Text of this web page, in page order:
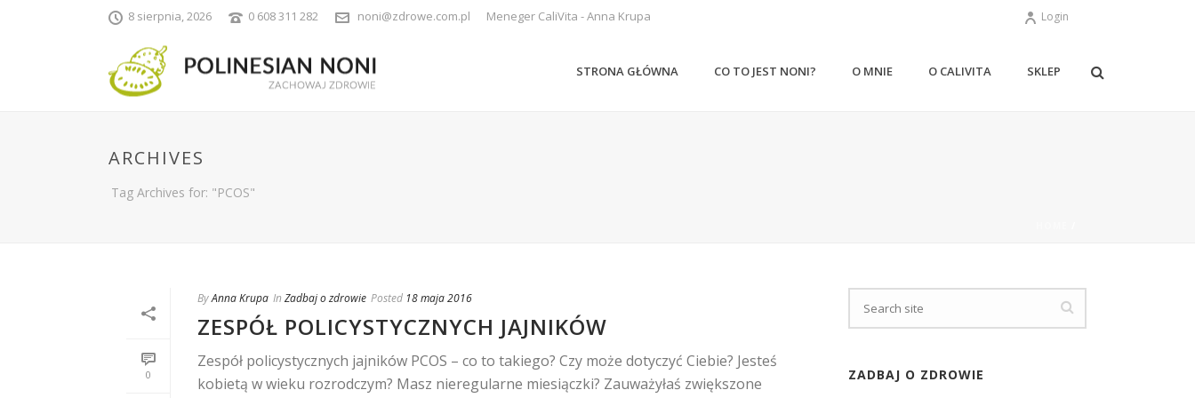
8 sierpnia, 2026 0 608 311 282 noni@zdrowe.com.pl Meneger CaliVita - Anna Krupa Login
STRONA GŁÓWNA CO TO JEST NONI? O MNIE O CALIVITA SKLEP
ARCHIVES
Tag Archives for: "PCOS"
0
ByAnna Krupa In Zadbaj o zdrowie Posted 18 maja 2016
ZESPÓŁ POLICYSTYCZNYCH JAJNIKÓW
Zespół policystycznych jajników PCOS – co to takiego? Czy może dotyczyć Ciebie? Jesteś
kobietą w wieku rozrodczym? Masz nieregularne miesiączki? Zauważyłaś zwiększone
ZADBAJ O ZDROWIE